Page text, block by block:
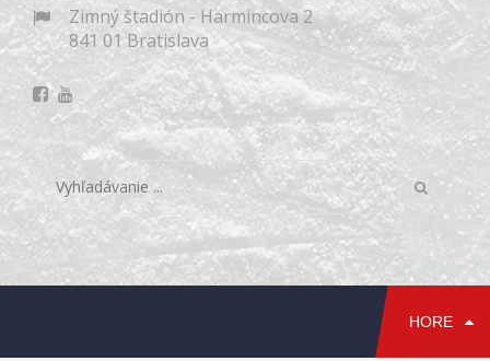
Zimný štadión - Harmincova 2
841 01 Bratislava
HORE